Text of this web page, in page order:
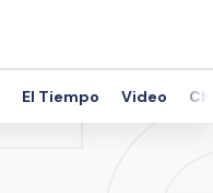
El Tiempo Video